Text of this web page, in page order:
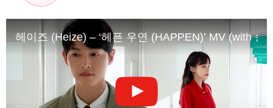
헤이즈 (Heize) – ‘헤픈 우연 (HAPPEN)’ MV (with 송